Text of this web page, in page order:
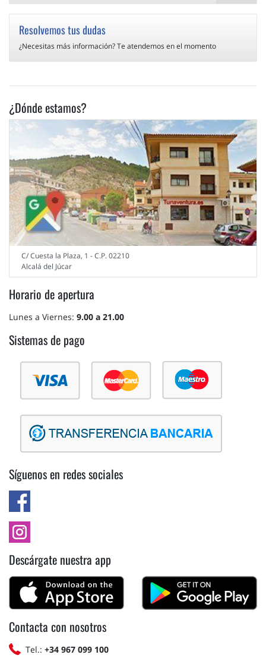
Resolvemos tus dudas
¿Necesitas más información? Te atendemos en el momento
¿Dónde estamos?
C/ Cuesta la Plaza, 1 - C.P. 02210
Alcalá del Júcar
Horario de apertura
Lunes a Viernes: 9.00 a 21.00
Sistemas de pago
Síguenos en redes sociales
Descárgate nuestra app
Contacta con nosotros
Tel.: +34 967 099 100